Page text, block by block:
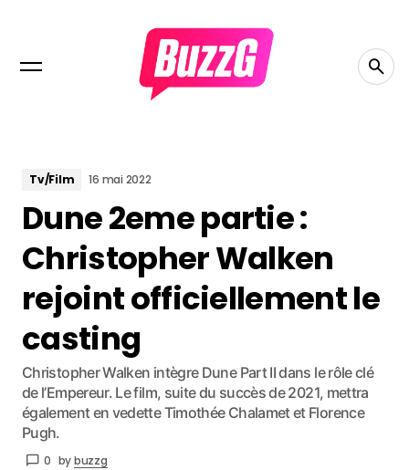
Tv/Film 16 mai 2022
Dune 2eme partie :
Christopher Walken
rejoint officiellement le
casting
Christopher Walken intègre Dune Part II dans le rôle clé
de l’Empereur. Le film, suite du succès de 2021, mettra
également en vedette Timothée Chalamet et Florence
Pugh.
0 bybuzzg